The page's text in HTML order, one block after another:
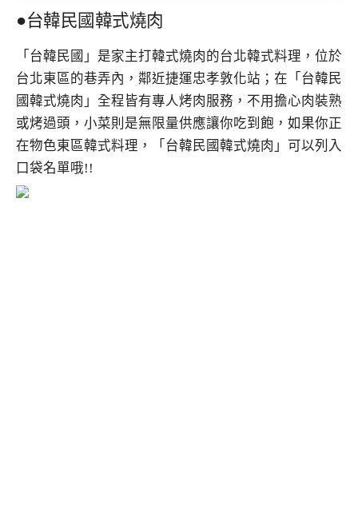
●台韓民國韓式燒肉
「台韓民國」是家主打韓式燒肉的台北韓式料理，位於
台北東區的巷弄內，鄰近捷運忠孝敦化站；在「台韓民
國韓式燒肉」全程皆有專人烤肉服務，不用擔心肉裝熟
或烤過頭，小菜則是無限量供應讓你吃到飽，如果你正
在物色東區韓式料理，「台韓民國韓式燒肉」可以列入
口袋名單哦!!